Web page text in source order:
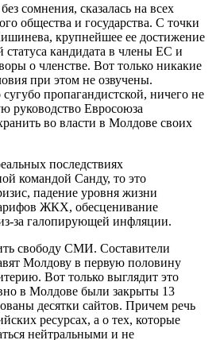
сомнения, сказалась на всех
общества и государства. С точки
крупнейшее ее достижение
кандидата в члены ЕС и
о членстве. Вот только никакие
при этом не озвучены.
пропагандистской, ничего не
руководство Евросоюза
во власти в Молдове своих
последствиях
командой Санду, то это
падение уровня жизни
ЖКХ, обесценивание
за галопирующей инфляции.
свободу СМИ. Составители
Молдову в первую половину
Вот только выглядит это
в Молдове были закрыты 13
десятки сайтов. Причем речь
ресурсах, а о тех, которые
нейтральными и не